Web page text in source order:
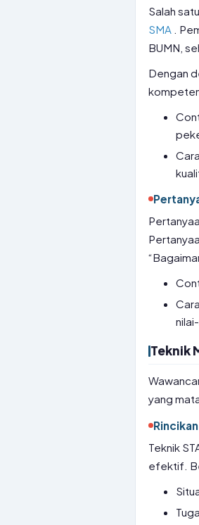
Salah
SMA
.
BUMN,
Dengan
Teknik
yang
Teknik
efektif.